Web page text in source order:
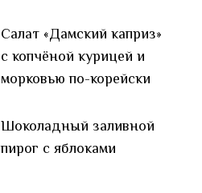
Салат «Дамский каприз»
с копчёной курицей и
морковью по-корейски
Шоколадный заливной
пирог с яблоками